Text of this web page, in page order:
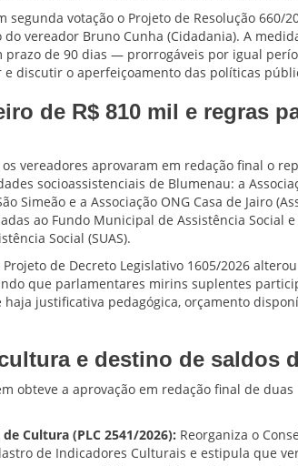
segunda votação o Projeto de Resolução 660/
vereador Bruno Cunha (Cidadania). A
prazo de 90 dias — prorrogáveis por igual
discutir o aperfeiçoamento das políticas
de R$ 810 mil e regras
vereadores aprovaram em redação final o
socioassistenciais de Blumenau: a
Simeão e a Associação ONG Casa de Jairo
ao Fundo Municipal de Assistência Social
Social (SUAS).
de Decreto Legislativo 1605/2026
que parlamentares mirins suplentes
justificativa pedagógica, orçamento
e destino de saldos
obteve a aprovação em redação final de
Cultura (PLC 2541/2026): Reorganiza o
de Indicadores Culturais e estipula que